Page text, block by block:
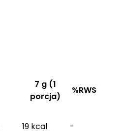
7 g (1
porcja)
%RWS
19 kcal -